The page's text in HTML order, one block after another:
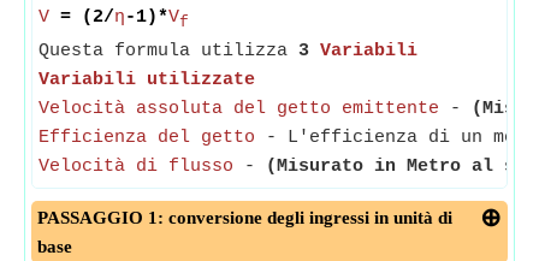
V = (2/η-1)*Vf
Questa formula utilizza 3 Variabili
Variabili utilizzate
Velocità assoluta del getto emittente -
Efficienza del getto - L'efficienza di un
Velocità di flusso - (Misurato in Metro al
PASSAGGIO 1: conversione degli ingressi in unità di
base